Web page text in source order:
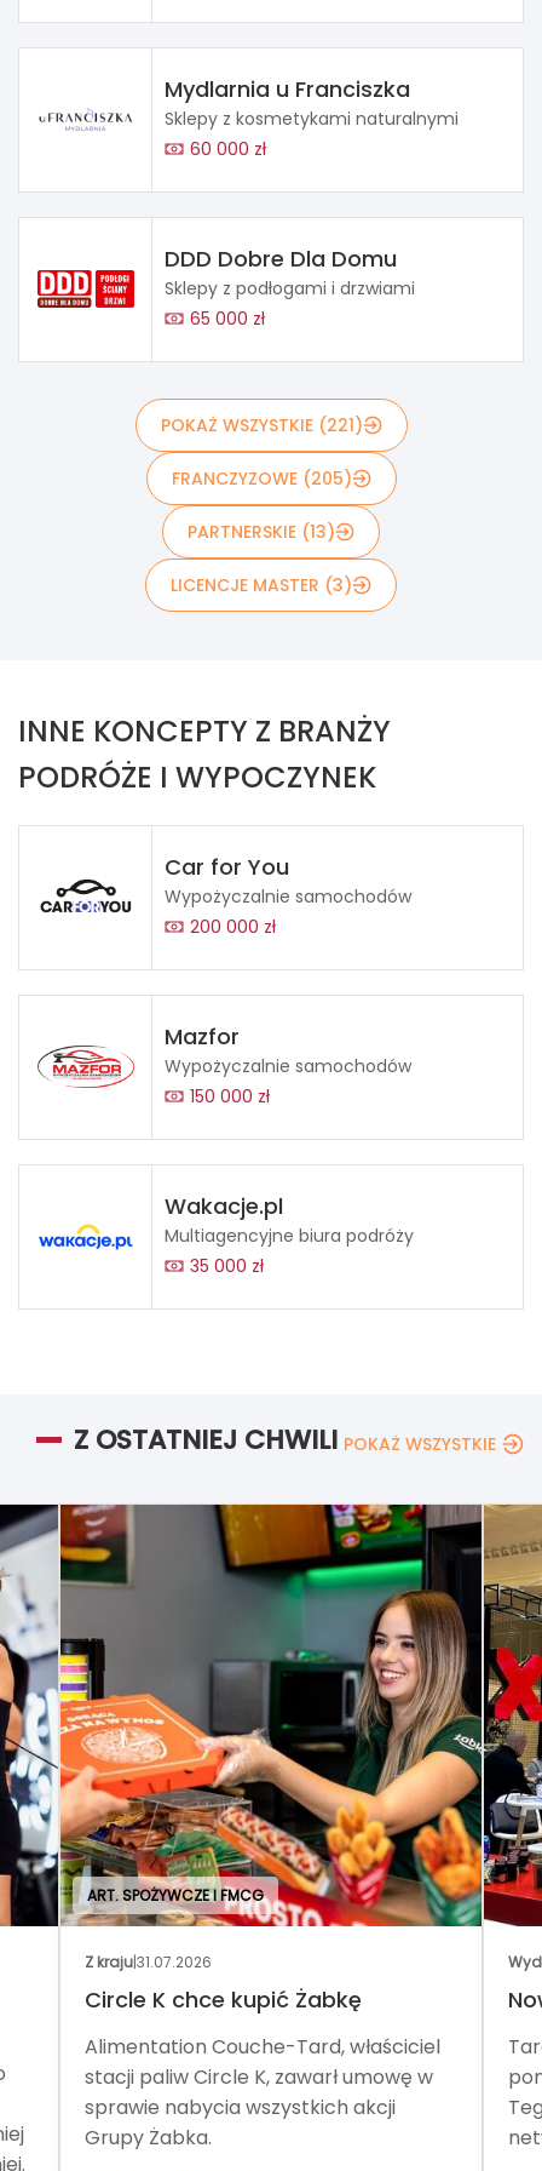
Mydlarnia u Franciszka
Sklepy z kosmetykami naturalnymi
60 000 zł
DDD Dobre Dla Domu
Sklepy z podłogami i drzwiami
65 000 zł
POKAŻ WSZYSTKIE (221)
FRANCZYZOWE (205)
PARTNERSKIE (13)
LICENCJE MASTER (3)
INNE KONCEPTY Z BRANŻY
PODRÓŻE I WYPOCZYNEK
Car for You
Wypożyczalnie samochodów
200 000 zł
Mazfor
Wypożyczalnie samochodów
150 000 zł
Wakacje.pl
Multiagencyjne biura podróży
35 000 zł
Z OSTATNIEJ CHWILI POKAŻ WSZYSTKIE
ART. SPOŻYWCZE I FMCG
Z kraju|31.07.2026
Circle K chce kupić Żabkę
Alimentation Couche-Tard, właściciel
stacji paliw Circle K, zawarł umowę w
sprawie nabycia wszystkich akcji
Grupy Żabka.